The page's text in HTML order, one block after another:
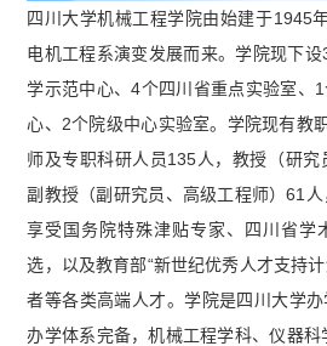
四川大学机械工程学院由始建于1945
电机工程系演变发展而来。学院现下
学示范中心、4个四川省重点实验室、
心、2个院级中心实验室。学院现有教
师及专职科研人员135人，教授（研究
副教授（副研究员、高级工程师）61
享受国务院特殊津贴专家、四川省学
选，以及教育部“新世纪优秀人才支持
者等各类高端人才。学院是四川大学办
办学体系完备，机械工程学科、仪器